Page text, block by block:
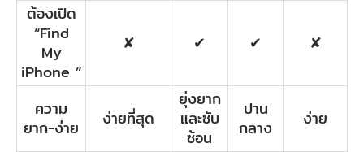
ต้องเปิด
“Find
My
iPhone ”
✘ ✔ ✔ ✘
ความ
ยาก-ง่าย
ง่ายที่สุด
ยุ่งยาก
และซับ
ซ้อน
ปาน
กลาง
ง่าย